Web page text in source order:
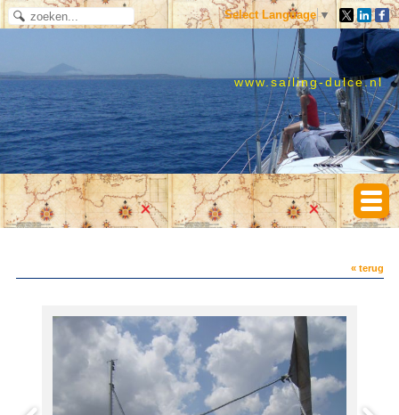
Select Language ▼
www.sailing-dulce.nl
« terug